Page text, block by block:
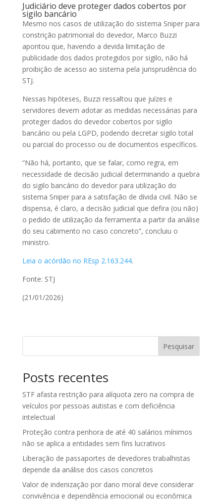
Judiciário deve proteger dados cobertos por
sigilo bancário
Mesmo nos casos de utilização do sistema Sniper para
constrição patrimonial do devedor, Marco Buzzi
apontou que, havendo a devida limitação de
publicidade dos dados protegidos por sigilo, não há
proibição de acesso ao sistema pela jurisprudência do
STJ.
Nessas hipóteses, Buzzi ressaltou que juízes e
servidores devem adotar as medidas necessárias para
proteger dados do devedor cobertos por sigilo
bancário ou pela LGPD, podendo decretar sigilo total
ou parcial do processo ou de documentos específicos.
“Não há, portanto, que se falar, como regra, em
necessidade de decisão judicial determinando a quebra
do sigilo bancário do devedor para utilização do
sistema Sniper para a satisfação de dívida civil. Não se
dispensa, é claro, a decisão judicial que defira (ou não)
o pedido de utilização da ferramenta a partir da análise
do seu cabimento no caso concreto”, concluiu o
ministro.
Leia o acórdão no REsp 2.163.244.
Fonte: STJ
(21/01/2026)
Pesquisar
Posts recentes
STF afasta restrição para alíquota zero na compra de
veículos por pessoas autistas e com deficiência
intelectual
Proteção contra penhora de até 40 salários mínimos
não se aplica a entidades sem fins lucrativos
Liberação de passaportes de devedores trabalhistas
depende da análise dos casos concretos
Valor de indenização por dano moral deve considerar
convivência e dependência emocional ou econômica